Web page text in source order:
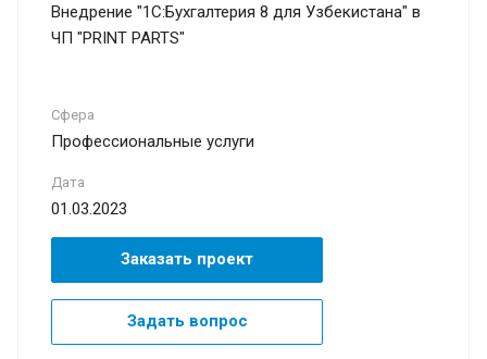
Внедрение "1С:Бухгалтерия 8 для Узбекистана" в
ЧП "PRINT PARTS"
Сфера
Профессиональные услуги
Дата
01.03.2023
Заказать проект
Задать вопрос